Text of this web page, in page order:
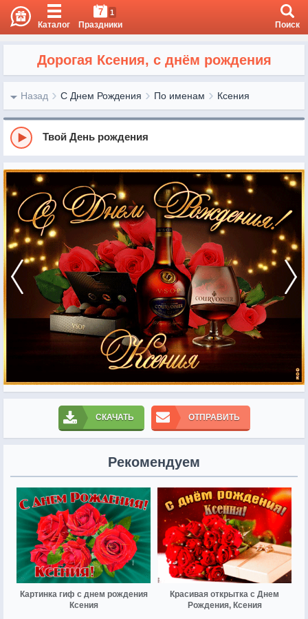
Каталог
7 1
Праздники Поиск
Дорогая Ксения, с днём рождения
Назад С Днем Рождения По именам Ксения
Твой День рождения
СКАЧАТЬ ОТПРАВИТЬ
Рекомендуем
Картинка гиф с днем рождения
Ксения
Красивая открытка с Днем
Рождения, Ксения